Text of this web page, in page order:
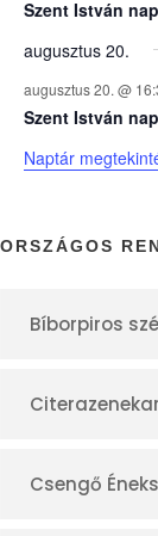
y
e
k
n
a
á
Szent István nap
augusztus 20.
augusztus 20. @
Szent István nap
Naptár
ORSZÁGOS
Bíborpiros
Csengő